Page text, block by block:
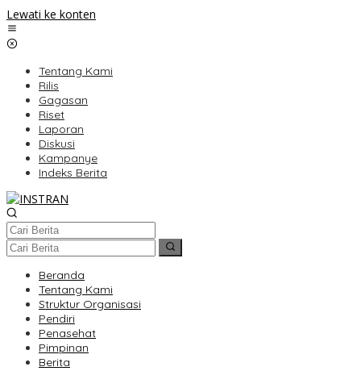
Lewati ke konten
Tentang Kami
Rilis
Gagasan
Riset
Laporan
Diskusi
Kampanye
Indeks Berita
Beranda
Tentang Kami
Struktur Organisasi
Pendiri
Penasehat
Pimpinan
Berita